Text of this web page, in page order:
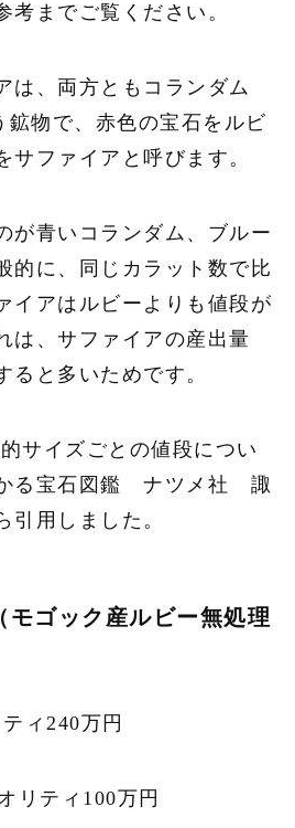
考までご覧ください。
は、両方ともコランダム
鉱物で、赤色の宝石をルビ
サファイアと呼びます。
が青いコランダム、ブルー
的に、同じカラット数で比
イアはルビーよりも値段が
は、サファイアの産出量
ると多いためです。
サイズごとの値段につい
る宝石図鑑 ナツメ社 諏
引用しました。
モゴック産ルビー無処理
ィ240万円
リティ100万円